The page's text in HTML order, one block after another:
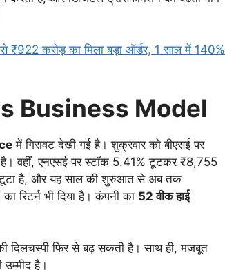
करोड़ का मिला बड़ा ऑर्डर, 1 साल में 140%
Business Model
में गिरावट देखी गई है। शुक्रवार को बीएसई पर
वहीं, एनएसई पर स्टॉक 5.41% टूटकर ₹8,755
है, और यह साल की शुरुआत से अब तक
रिटर्न भी दिया है। कंपनी का 52 वीक हाई
दिलचस्पी फिर से बढ़ सकती है। साथ ही, मजबूत
है।